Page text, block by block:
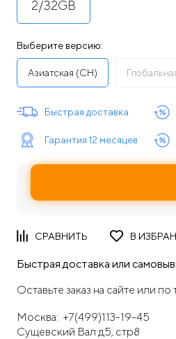
2/32GB
Выберите версию:
Азиатская (CH)
Быстрая доставка
Гарантия 12 месяцев
Быстрая доставка или
Оставьте заказ на сайте или по
Москва: +7(499)113-19-45
Сущевский Вал д5, стр8